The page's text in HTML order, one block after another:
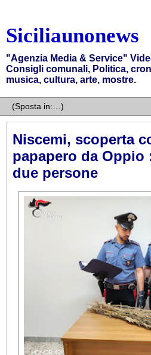
Siciliaunonews
"Agenzia Media & Service"
Consigli comunali, Politica,
musica, cultura, arte, mostre.
Niscemi, scoperta
papapero da Oppio
due persone